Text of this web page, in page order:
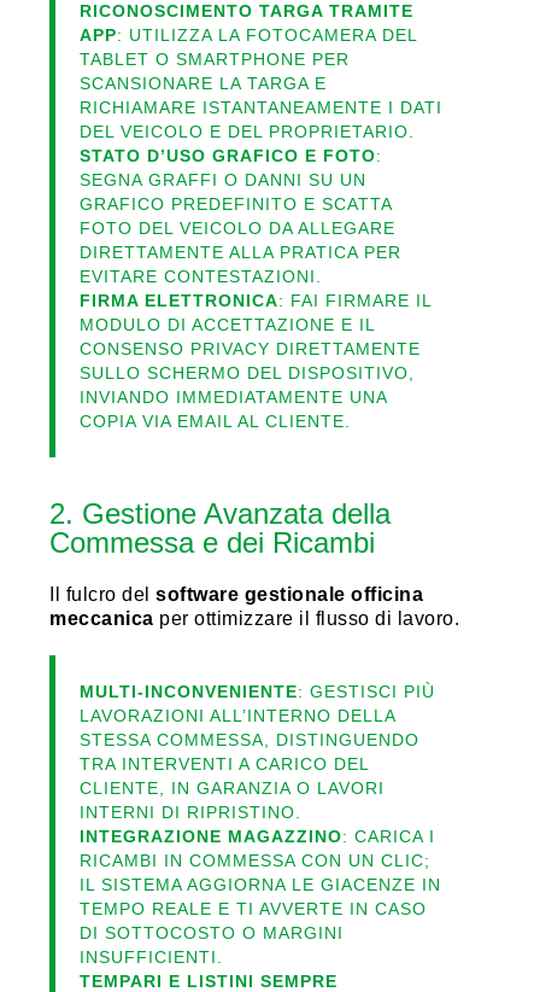
RICONOSCIMENTO TARGA TRAMITE
APP: UTILIZZA LA FOTOCAMERA DEL
TABLET O SMARTPHONE PER
SCANSIONARE LA TARGA E
RICHIAMARE ISTANTANEAMENTE I DATI
DEL VEICOLO E DEL PROPRIETARIO.
STATO D’USO GRAFICO E FOTO:
SEGNA GRAFFI O DANNI SU UN
GRAFICO PREDEFINITO E SCATTA
FOTO DEL VEICOLO DA ALLEGARE
DIRETTAMENTE ALLA PRATICA PER
EVITARE CONTESTAZIONI.
FIRMA ELETTRONICA: FAI FIRMARE IL
MODULO DI ACCETTAZIONE E IL
CONSENSO PRIVACY DIRETTAMENTE
SULLO SCHERMO DEL DISPOSITIVO,
INVIANDO IMMEDIATAMENTE UNA
COPIA VIA EMAIL AL CLIENTE.
2. Gestione Avanzata della
Commessa e dei Ricambi
Il fulcro del software gestionale officina
meccanica per ottimizzare il flusso di lavoro.
MULTI-INCONVENIENTE: GESTISCI PIÙ
LAVORAZIONI ALL’INTERNO DELLA
STESSA COMMESSA, DISTINGUENDO
TRA INTERVENTI A CARICO DEL
CLIENTE, IN GARANZIA O LAVORI
INTERNI DI RIPRISTINO.
INTEGRAZIONE MAGAZZINO: CARICA I
RICAMBI IN COMMESSA CON UN CLIC;
IL SISTEMA AGGIORNA LE GIACENZE IN
TEMPO REALE E TI AVVERTE IN CASO
DI SOTTOCOSTO O MARGINI
INSUFFICIENTI.
TEMPARI E LISTINI SEMPRE